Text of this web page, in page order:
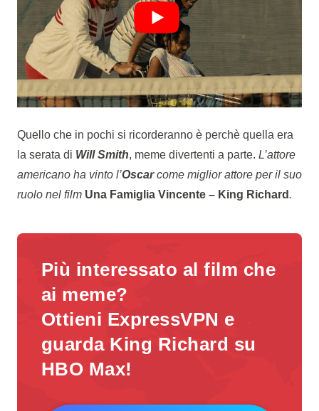
Quello che in pochi si ricorderanno è perchè quella era
la serata di Will Smith, meme divertenti a parte. L’attore
americano ha vinto l’Oscarcome miglior attore per il suo
ruolo nel film Una Famiglia Vincente – King Richard.
Più interessato al film che
ai meme?
Ottieni ExpressVPN e
guarda King Richard su
HBO Max!